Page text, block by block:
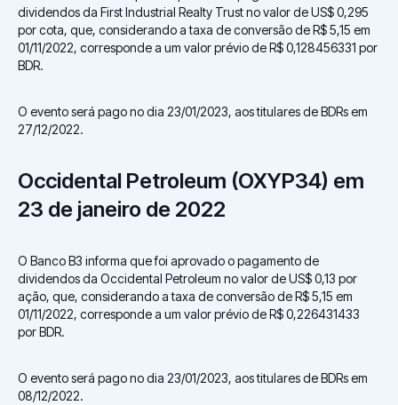
dividendos da First Industrial Realty Trust no valor de US$ 0,295
por cota, que, considerando a taxa de conversão de R$ 5,15 em
01/11/2022, corresponde a um valor prévio de R$ 0,128456331 por
BDR.
O evento será pago no dia 23/01/2023, aos titulares de BDRs em
27/12/2022.
Occidental Petroleum (OXYP34) em
23 de janeiro de 2022
O Banco B3 informa que foi aprovado o pagamento de
dividendos da Occidental Petroleum no valor de US$ 0,13 por
ação, que, considerando a taxa de conversão de R$ 5,15 em
01/11/2022, corresponde a um valor prévio de R$ 0,226431433
por BDR.
O evento será pago no dia 23/01/2023, aos titulares de BDRs em
08/12/2022.